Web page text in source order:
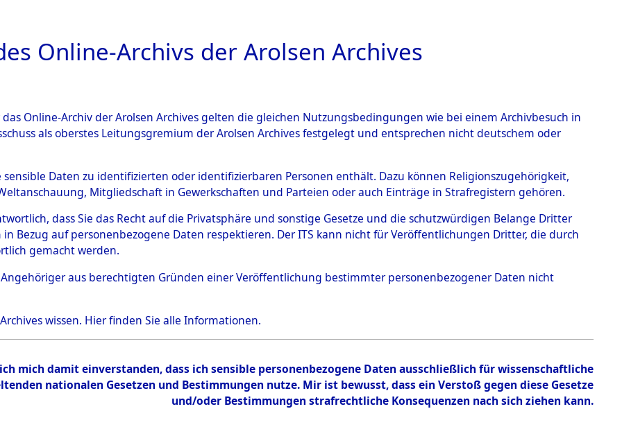
ARCHIVALE ÜBERSICHT BILD
→Kreis Wilhelmshaven→0011 (101102524)
0011 (101102524)
Übergeordnetes
Niedersachsen
Inhalt
Zur Übersicht
Online-Archivs der Arolsen Archives
Online-Archiv der Arolsen Archives gelten die gleichen Nutzungsbedingungen wie bei einem Archivbesuch in
als oberstes Leitungsgremium der Arolsen Archives festgelegt und entsprechen nicht deutschem oder
sensible Daten zu identifizierten oder identifizierbaren Personen enthält. Dazu können Religionszugehörigkeit,
Mitgliedschaft in Gewerkschaften und Parteien oder auch Einträge in Strafregistern gehören.
dass Sie das Recht auf die Privatsphäre und sonstige Gesetze und die schutzwürdigen Belange Dritter
Bezug auf personenbezogene Daten respektieren. Der ITS kann nicht für Veröffentlichungen Dritter, die durch
gemacht werden.
Angehöriger aus berechtigten Gründen einer Veröffentlichung bestimmter personenbezogener Daten nicht
wissen. Hierfinden Sie alle Informationen.
mich damit einverstanden, dass ich sensible personenbezogene Daten ausschließlich für wissenschaftliche
nationalen Gesetzen und Bestimmungen nutze. Mir ist bewusst, dass ein Verstoß gegen diese Gesetze
und/oder Bestimmungen strafrechtliche Konsequenzen nach sich ziehen kann.